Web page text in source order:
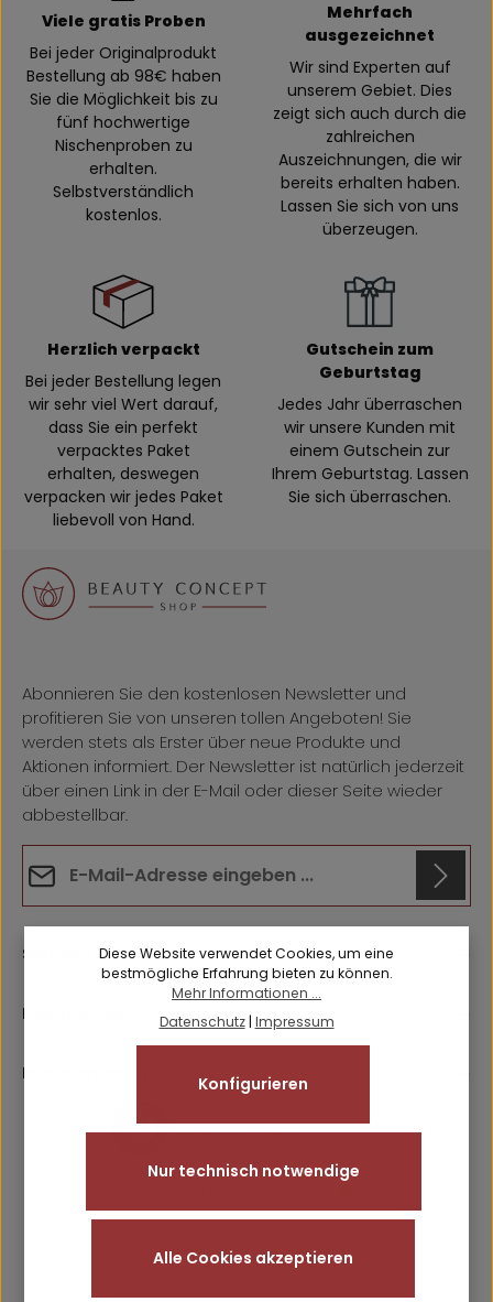
Viele gratis Proben
Bei jeder Originalprodukt
Bestellung ab 98€ haben
Sie die Möglichkeit bis zu
fünf hochwertige
Nischenproben zu
erhalten.
Selbstverständlich
kostenlos.
Mehrfach
ausgezeichnet
Wir sind Experten auf
unserem Gebiet. Dies
zeigt sich auch durch die
zahlreichen
Auszeichnungen, die wir
bereits erhalten haben.
Lassen Sie sich von uns
überzeugen.
Herzlich verpackt
Bei jeder Bestellung legen
wir sehr viel Wert darauf,
dass Sie ein perfekt
verpacktes Paket
erhalten, deswegen
verpacken wir jedes Paket
liebevoll von Hand.
Gutschein zum
Geburtstag
Jedes Jahr überraschen
wir unsere Kunden mit
einem Gutschein zur
Ihrem Geburtstag. Lassen
Sie sich überraschen.
Abonnieren Sie den kostenlosen Newsletter und
profitieren Sie von unseren tollen Angeboten! Sie
werden stets als Erster über neue Produkte und
Aktionen informiert. Der Newsletter ist natürlich jederzeit
über einen Link in der E-Mail oder dieser Seite wieder
abbestellbar.
Datenschutz
Ich habe dieDatenschutzbestimmungenzur Kenntnis
genommen und dieAGBgelesen und bin mit ihnen
einverstanden.
Anti-Roboter-Verifizierung
Hier klicken
FriendlyCaptcha ⇗
Die mit einem Stern (*) markierten Felder sind
Pflichtfelder.
Service-Hotline
Rechtliches
Informationen
Diese Website verwendet Cookies, um eine
bestmögliche Erfahrung bieten zu können.
Mehr Informationen ...
Datenschutz| Impressum
Nur technisch notwendige
Konfigurieren
Alle Cookies akzeptieren